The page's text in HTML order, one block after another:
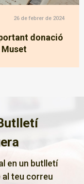
26 de febrer de 2024
donació
en un butlletí
al teu correu